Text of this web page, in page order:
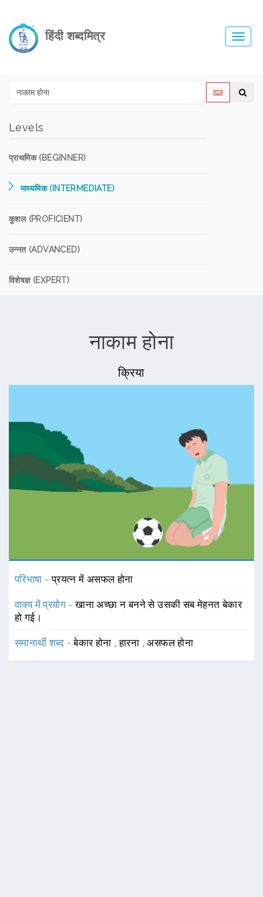
हिंदी शब्दमित्र
Levels
प्राथमिक (BEGINNER)
माध्यमिक (INTERMEDIATE)
कुशल (PROFICIENT)
उन्नत (ADVANCED)
विशेषज्ञ (EXPERT)
नाकाम होना
क्रिया
परिभाषा -प्रयत्न में असफल होना
वाक्य में प्रयोग -खाना अच्छा न बनने से उसकी सब मेहनत बेकार
हो गई।
समानार्थी शब्द -बेकार होना ,हारना ,असफल होना